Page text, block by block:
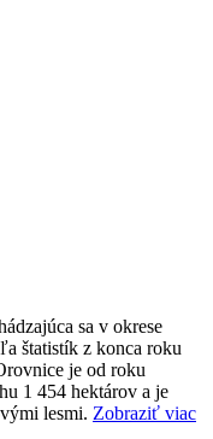
sa v okrese
štatistík z konca roku
je od roku
1 454 hektárov a je
lesmi. Zobraziť viac